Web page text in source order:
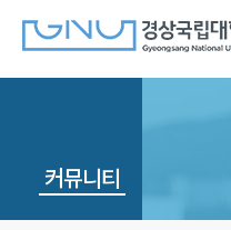
커뮤니티